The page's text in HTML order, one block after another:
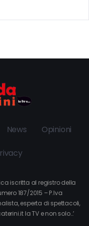
News Opinioni
iscritta al registro della
187/2015 – P.Iva
esperta di spettacoli,
la TV e non solo…’